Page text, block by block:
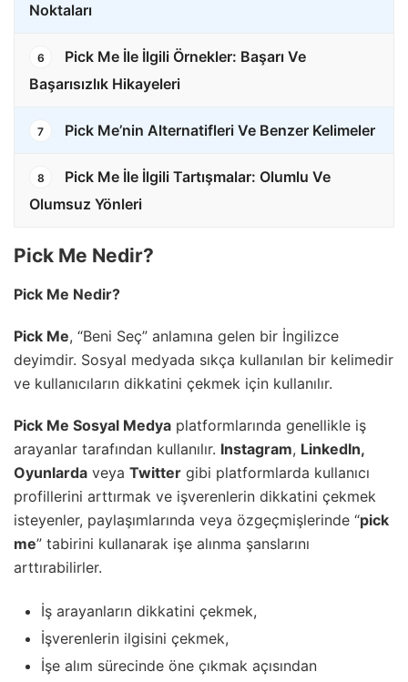
Noktaları
6
Pick Me İle İlgili Örnekler: Başarı Ve
Başarısızlık Hikayeleri
7 Pick Me’nin Alternatifleri Ve Benzer Kelimeler
8
Pick Me İle İlgili Tartışmalar: Olumlu Ve
Olumsuz Yönleri
Pick Me Nedir?
Pick Me Nedir?
Pick Me, “Beni Seç” anlamına gelen bir İngilizce
deyimdir. Sosyal medyada sıkça kullanılan bir kelimedir
ve kullanıcıların dikkatini çekmek için kullanılır.
Pick Me Sosyal Medya platformlarında genellikle iş
arayanlar tarafından kullanılır. Instagram, LinkedIn,
Oyunlarda veya Twitter gibi platformlarda kullanıcı
profillerini arttırmak ve işverenlerin dikkatini çekmek
isteyenler, paylaşımlarında veya özgeçmişlerinde “pick
me” tabirini kullanarak işe alınma şanslarını
arttırabilirler.
İş arayanların dikkatini çekmek,
İşverenlerin ilgisini çekmek,
İşe alım sürecinde öne çıkmak açısından